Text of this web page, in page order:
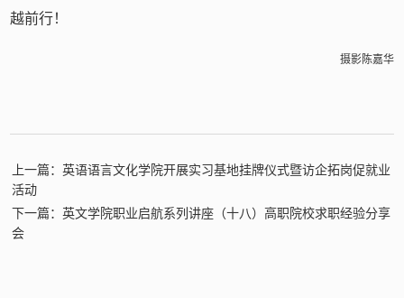
越前行！
摄影陈嘉华
上一篇：英语语言文化学院开展实习基地挂牌仪式暨访企拓岗促就业
活动
下一篇：英文学院职业启航系列讲座（十八）高职院校求职经验分享
会